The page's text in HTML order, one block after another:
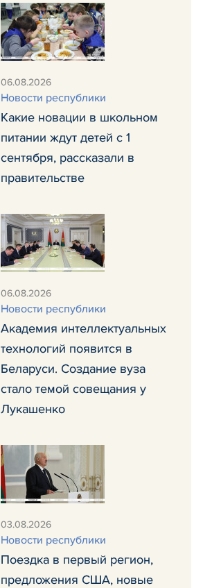
06.08.2026
Новости республики
Какие новации в школьном
питании ждут детей с 1
сентября, рассказали в
правительстве
06.08.2026
Новости республики
Академия интеллектуальных
технологий появится в
Беларуси. Создание вуза
стало темой совещания у
Лукашенко
03.08.2026
Новости республики
Поездка в первый регион,
предложения США, новые